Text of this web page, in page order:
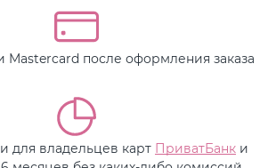
Mastercard после оформления заказа
для владельцев карт ПриватБанк и